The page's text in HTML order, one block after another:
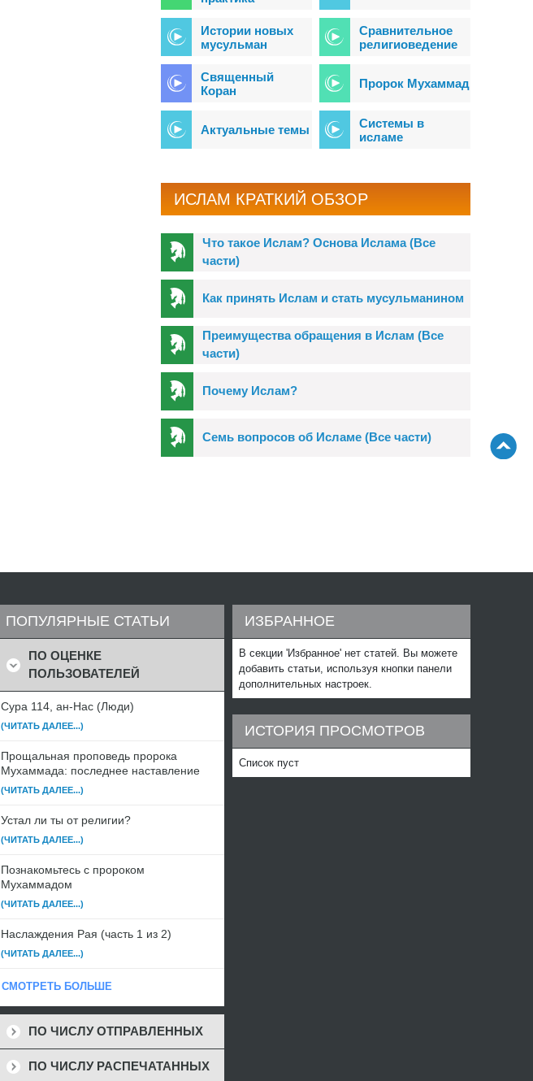
Истории новых
мусульман
Сравнительное
религиоведение
Священный
Коран
Пророк Мухаммад
Актуальные темы
Системы в
исламе
ИСЛАМ КРАТКИЙ ОБЗОР
Что такое Ислам? Основа Ислама (Все
части)
Как принять Ислам и стать мусульманином
Преимущества обращения в Ислам (Все
части)
Почему Ислам?
Семь вопросов об Исламе (Все части)
ПОПУЛЯРНЫЕ СТАТЬИ
ПО ОЦЕНКЕ
ПОЛЬЗОВАТЕЛЕЙ
Сура 114, ан-Нас (Люди)
(ЧИТАТЬ ДАЛЕЕ...)
Прощальная проповедь пророка
Мухаммада: последнее наставление
(ЧИТАТЬ ДАЛЕЕ...)
Устал ли ты от религии?
(ЧИТАТЬ ДАЛЕЕ...)
Познакомьтесь с пророком
Мухаммадом
(ЧИТАТЬ ДАЛЕЕ...)
Наслаждения Рая (часть 1 из 2)
(ЧИТАТЬ ДАЛЕЕ...)
СМОТРЕТЬ БОЛЬШЕ
ПО ЧИСЛУ ОТПРАВЛЕННЫХ
ПО ЧИСЛУ РАСПЕЧАТАННЫХ
ИЗБРАННОЕ
В секции 'Избранное' нет статей. Вы можете
добавить статьи, используя кнопки панели
дополнительных настроек.
ИСТОРИЯ ПРОСМОТРОВ
Список пуст